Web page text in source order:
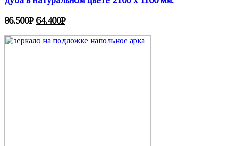
86.500₽ 64.400₽